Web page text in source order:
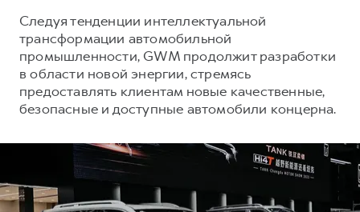
Следуя тенденции интеллектуальной
трансформации автомобильной
промышленности, GWM продолжит разработки
в области новой энергии, стремясь
предоставлять клиентам новые качественные,
безопасные и доступные автомобили концерна.